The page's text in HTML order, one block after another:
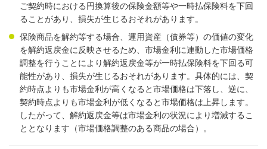
ご契約時における円換算後の保険金額等や一時払保険料を下回
ることがあり、損失が生じるおそれがあります。
保険商品を解約等する場合、運用資産（債券等）の価値の変化
を解約返戻金に反映させるため、市場金利に連動した市場価格
調整を行うことにより解約返戻金等が一時払保険料を下回る可
能性があり、損失が生じるおそれがあります。具体的には、契
約時点よりも市場金利が高くなると市場価格は下落し、逆に、
契約時点よりも市場金利が低くなると市場価格は上昇します。
したがって、解約返戻金等は市場金利の状況により増減するこ
ととなります（市場価格調整のある商品の場合）。